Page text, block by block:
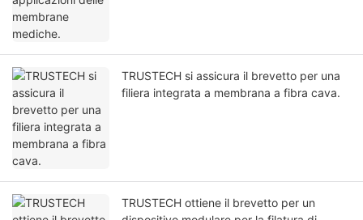
TRUSTECH si assicura il brevetto per una
filiera integrata a membrana a fibra cava.
TRUSTECH ottiene il brevetto per un